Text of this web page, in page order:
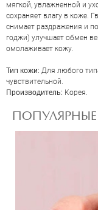
мягкой, увлажненной и
сохраняет влагу в коже.
снимает раздражения и
годжи) улучшает обмен
омолаживает кожу.
Тип кожи: Для любого
чувствительной.
Производитель: Корея.